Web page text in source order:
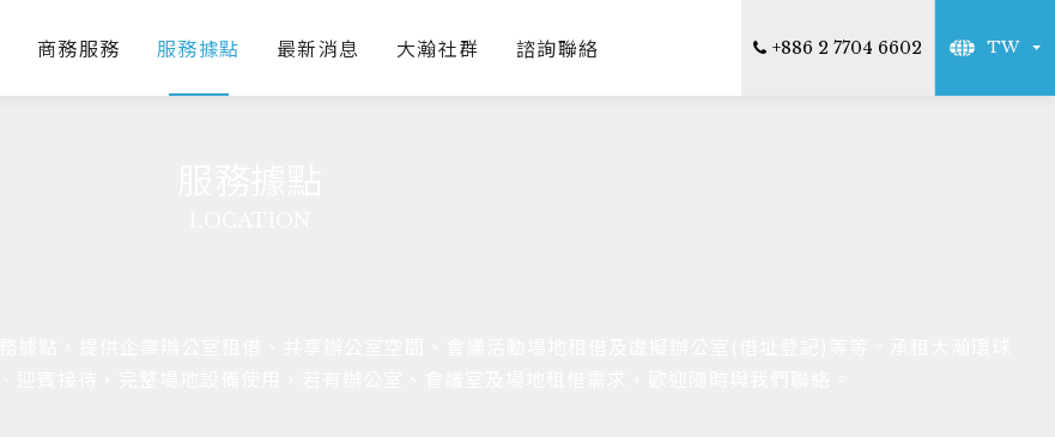
商務服務 服務據點 最新消息 大瀚社群 諮詢聯絡 +886 2 7704 6602 TW